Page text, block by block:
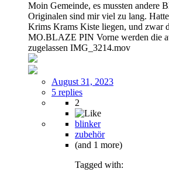
Moin Gemeinde, es mussten andere
Originalen sind mir viel zu lang.
Krims Krams Kiste liegen, und
MO.BLAZE PIN Vorne werden die
zugelassen IMG_3214.mov
August 31, 2023
5 replies
2
blinker
zubehör
(and 1 more)
Tagged with: